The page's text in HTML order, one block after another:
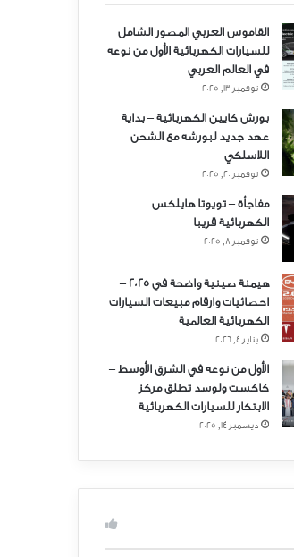
القاموس العربي المصور الشامل
للسيارات الكهربائية الأول من نوعه
في العالم العربي
نوفمبر 13, 2025
بورش كايين الكهربائية – بداية
عهد جديد لبورشه مع الشحن
اللاسلكي
نوفمبر 20, 2025
مفاجأة – تويوتا هايلكس
الكهربائية قريبا
نوفمبر 8, 2025
هيمنة صينية واضحة في 2025 –
احصائيات وارقام مبيعات السيارات
الكهربائية العالمية
يناير 4, 2026
الأول من نوعه في الشرق الأوسط –
كاكست ولوسد تطلق مركز
الابتكار للسيارات الكهربائية
ديسمبر 14, 2025